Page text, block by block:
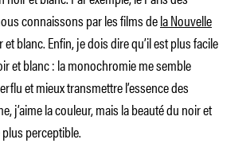
connaissons par les films dela Nouvelle
et blanc. Enfin, je dois dire qu’il est plus facile
et blanc : la monochromie me semble
et mieux transmettre l’essence des
j’aime la couleur, mais la beauté du noir et
perceptible.